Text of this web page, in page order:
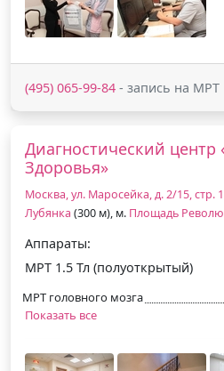
(495) 065-99-84 - запись на МРТ
Диагностический центр
Здоровья»
Москва, ул. Маросейка, д. 2/15, стр. 1
Лубянка (300 м), м. Площадь
Аппараты:
МРТ 1.5 Тл (полуоткрытый)
МРТ головного мозга
Показать все